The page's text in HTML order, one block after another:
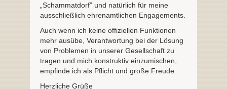
„Schammatdorf” und natürlich für meine
ausschließlich ehrenamtlichen Engagements.
Auch wenn ich keine offiziellen Funktionen
mehr ausübe, Verantwortung bei der Lösung
von Problemen in unserer Gesellschaft zu
tragen und mich konstruktiv einzumischen,
empfinde ich als Pflicht und große Freude.
Herzliche Grüße